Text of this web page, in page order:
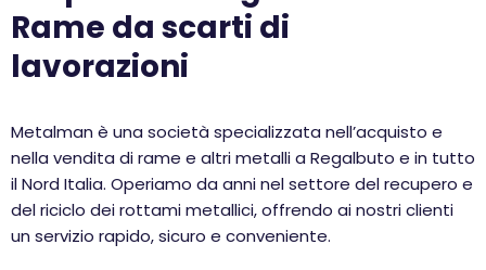
Rame da scarti di
lavorazioni
Metalman è una società specializzata nell’acquisto e
nella vendita di rame e altri metalli a Regalbuto e in tutto
il Nord Italia. Operiamo da anni nel settore del recupero e
del riciclo dei rottami metallici, offrendo ai nostri clienti
un servizio rapido, sicuro e conveniente.